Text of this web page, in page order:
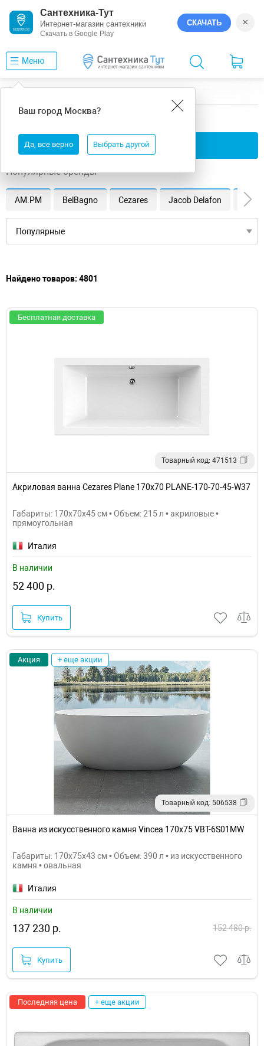
Сантехника-Тут
Интернет-магазин сантехники
Скачать в Google Play
СКАЧАТЬ ×
Меню
Ваш город Москва?
Да, все верно Выбрать другой
универсальная ванны
Применить фильтры
Популярные бренды
AM.PM BelBagno Cezares Jacob Delafon
Найдено товаров: 4801
Бесплатная доставка
Товарный код: 471513
Акриловая ванна Cezares Plane 170x70 PLANE-170-70-45-W37
Габариты: 170x70x45 см • Объем: 215 л • акриловые •
прямоугольная
Италия
В наличии
52 400 р.
Купить
Акция + еще акции
Товарный код: 506538
Ванна из искусственного камня Vincea 170x75 VBT-6S01MW
Габариты: 170x75x43 см • Объем: 390 л • из искусственного
камня • овальная
Италия
В наличии
137 230 р. 152 480 р.
Купить
Последняя цена + еще акции